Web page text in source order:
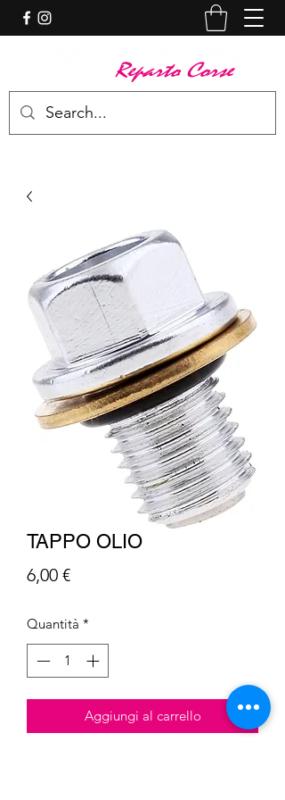
TAPPO OLIO
6,00 €Prezzo
Quantità *
Aggiungi al carrello